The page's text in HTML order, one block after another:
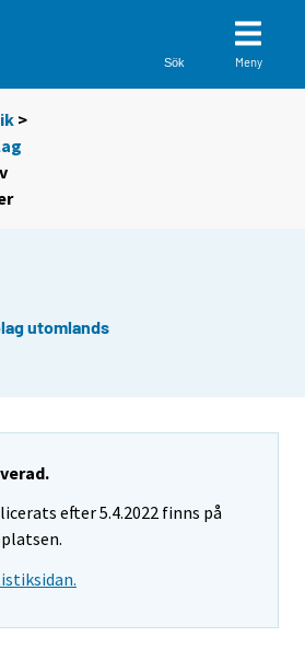
Sök Meny
>
utomlands
efter 5.4.2022 finns på